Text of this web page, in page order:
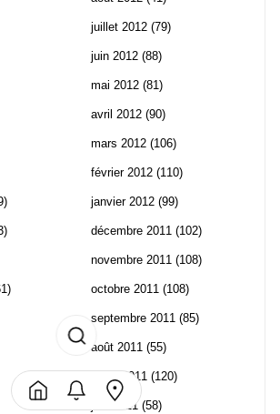
juillet 2012 (79)
juin 2012 (88)
mai 2012 (81)
avril 2012 (90)
mars 2012 (106)
février 2012 (110)
janvier 2012 (99)
décembre 2011 (102)
novembre 2011 (108)
octobre 2011 (108)
septembre 2011 (85)
août 2011 (55)
juillet 2011 (120)
juin 2011 (58)